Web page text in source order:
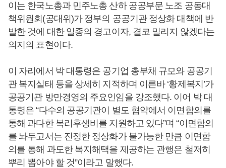
이는 한국노총과 민주노총 산하 공공부문 노조 공동대
책위원회(공대위)가 정부의 공공기관 정상화 대책에 반
발한 것에 대한 일종의 경고이자, 결코 밀리지 않겠다는
의지의 표현이다.
이 자리에서 박 대통령은 공기업 총부채 규모와 공공기
관 복지실태 등을 상세히 지적하며 이른바 ‘황제복지’가
공공기관 방만경영의 주요인임을 강조했다. 이어 박 대
통령은 “다수의 공공기관이 별도 협약에서 이면합의를
통해 과다한 복리후생비를 지원하고 있다”며 “이면합의
를 놔두고서는 진정한 정상화가 불가능한 만큼 이면합
의를 통해 과도한 복지해택을 제공하는 관행은 철저히
뿌리 뽑아야 할 것”이라고 말했다.